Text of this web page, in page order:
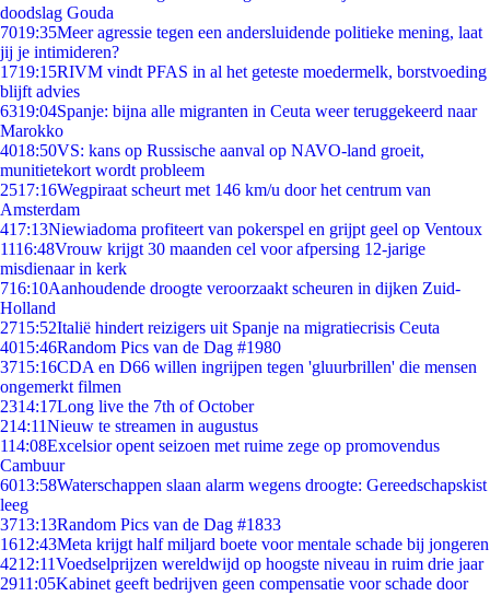
doodslag Gouda
7019:35Meer agressie tegen een andersluidende politieke mening, laat
jij je intimideren?
1719:15RIVM vindt PFAS in al het geteste moedermelk, borstvoeding
blijft advies
6319:04Spanje: bijna alle migranten in Ceuta weer teruggekeerd naar
Marokko
4018:50VS: kans op Russische aanval op NAVO-land groeit,
munitietekort wordt probleem
2517:16Wegpiraat scheurt met 146 km/u door het centrum van
Amsterdam
417:13Niewiadoma profiteert van pokerspel en grijpt geel op Ventoux
1116:48Vrouw krijgt 30 maanden cel voor afpersing 12-jarige
misdienaar in kerk
716:10Aanhoudende droogte veroorzaakt scheuren in dijken Zuid-
Holland
2715:52Italië hindert reizigers uit Spanje na migratiecrisis Ceuta
4015:46Random Pics van de Dag #1980
3715:16CDA en D66 willen ingrijpen tegen 'gluurbrillen' die mensen
ongemerkt filmen
2314:17Long live the 7th of October
214:11Nieuw te streamen in augustus
114:08Excelsior opent seizoen met ruime zege op promovendus
Cambuur
6013:58Waterschappen slaan alarm wegens droogte: Gereedschapskist
leeg
3713:13Random Pics van de Dag #1833
1612:43Meta krijgt half miljard boete voor mentale schade bij jongeren
4212:11Voedselprijzen wereldwijd op hoogste niveau in ruim drie jaar
2911:05Kabinet geeft bedrijven geen compensatie voor schade door